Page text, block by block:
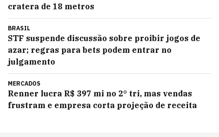
cratera de 18 metros
BRASIL
STF suspende discussão sobre proibir jogos de
azar; regras para bets podem entrar no
julgamento
MERCADOS
Renner lucra R$ 397 mi no 2° tri, mas vendas
frustram e empresa corta projeção de receita